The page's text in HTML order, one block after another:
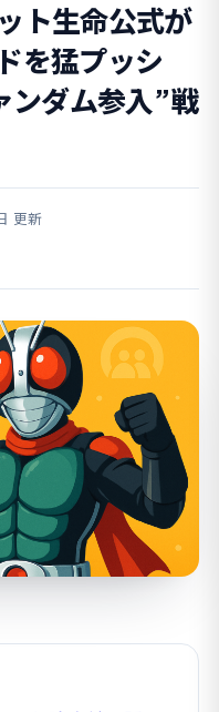
ト生命公式が
を猛プッシ
ンダム参入”戦
更新